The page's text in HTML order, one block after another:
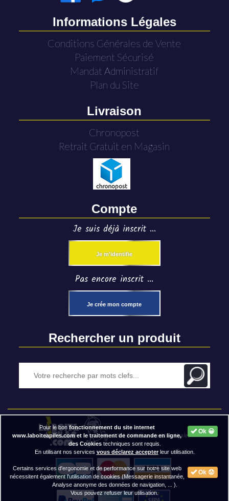
Informations Légales
Conditions Générales de Vente
Paiement Sécurisé
Mandat Administratif
Plan du Site
Livraison
Chronopost
Retrait Gratuit en Magasin
Compte
Je suis déjà inscrit ...
Je m'identifie
Pas encore inscrit ...
Je crée mon compte
Rechercher un produit
2020 BAP ⓒ - Mentions légales
Ok 😀
Pour le bonfonctionnement du site internet
www.laboiteapiles.com et le traitement de commande en ligne,
des Cookiestechniques sont requis.
En utilisant nos services vous déclarez accepterleur utilisation.
Ok 😟
Certains services d'ergonomie et de performance sur notre site web
nécessitent également l'utilisation de cookies (Messagerie instantanée,
Analyse anonyme des données de navigation, ... ).
Vous pouvez refuser leur utilisation.